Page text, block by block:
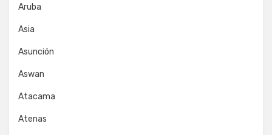
Aruba
Asia
Asunción
Aswan
Atacama
Atenas